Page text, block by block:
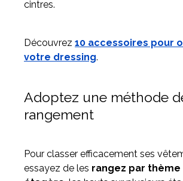
cintres.
Découvrez 10 accessoires pour
votre dressing.
Adoptez une méthode
rangement
Pour classer efficacement ses
essayez de les rangez par thème